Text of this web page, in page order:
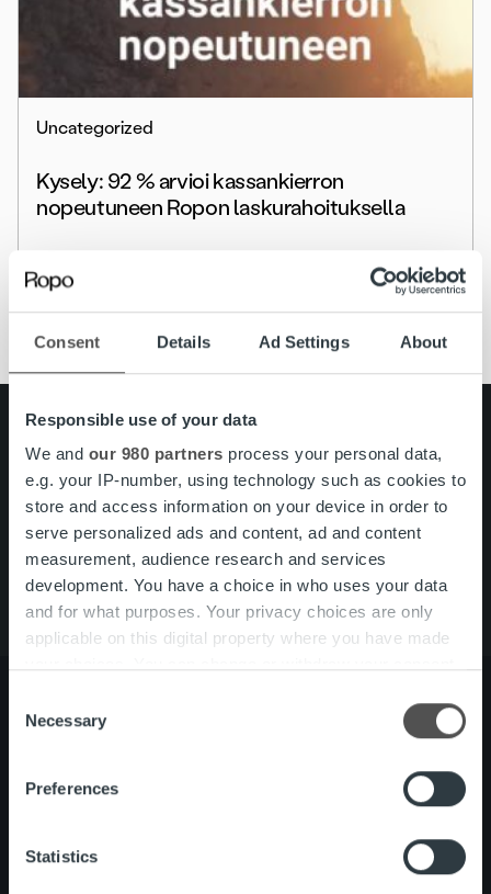
Consent Details Ad Settings About
Responsible use of your data
We and our 980 partners process your personal data,
e.g. your IP-number, using technology such as cookies to
store and access information on your device in order to
serve personalized ads and content, ad and content
measurement, audience research and services
development. You have a choice in who uses your data
and for what purposes. Your privacy choices are only
applicable on this digital property where you have made
the Privacy trigger icon.
Find out more about how your personal data is processed
and set your preferences in the
We use cookies to personalise content and ads, to
provide social media features and to analyse our traffic.
Selection
Necessary
Preferences
Statistics
Uncategorized
Kysely: 92 % arvioi kassankierron
nopeutuneen Ropon laskurahoituksella
Lue lisää
Pikalinkit
Yhteystiedot
Ura Ropolla
Palvelut
Tietoa meistä
Search for:
Ihmiset ja kulttuurimme